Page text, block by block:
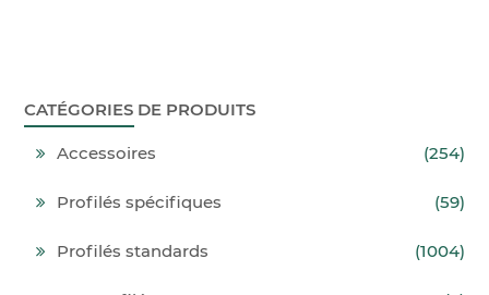
CATÉGORIES DE PRODUITS
Accessoires (254)
Profilés spécifiques (59)
Profilés standards (1004)